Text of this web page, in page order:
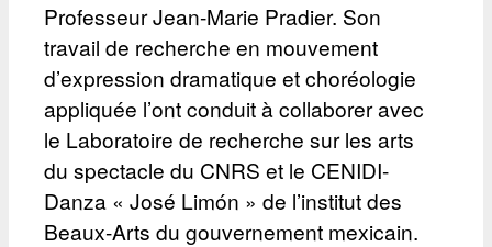
Professeur Jean-Marie Pradier. Son
travail de recherche en mouvement
d’expression dramatique et choréologie
appliquée l’ont conduit à collaborer avec
le Laboratoire de recherche sur les arts
du spectacle du CNRS et le CENIDI-
Danza « José Limón » de l’institut des
Beaux-Arts du gouvernement mexicain.